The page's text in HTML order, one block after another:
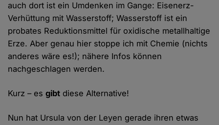
auch dort ist ein Umdenken im Gange: Eisenerz-
Verhüttung mit Wasserstoff; Wasserstoff ist ein
probates Reduktionsmittel für oxidische metallhaltige
Erze. Aber genau hier stoppe ich mit Chemie (nichts
anderes wäre es!); nähere Infos können
nachgeschlagen werden.
Kurz – esgibt diese Alternative!
Nun hat Ursula von der Leyen gerade ihren etwas